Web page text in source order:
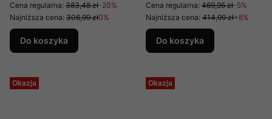
Cena regularna: 383,48 zł-20%
Najniższa cena: 306,99 zł0%
Do koszyka
Cena regularna: 469,95 zł-5%
Najniższa cena: 414,99 zł+8%
Do koszyka
Okazja Okazja